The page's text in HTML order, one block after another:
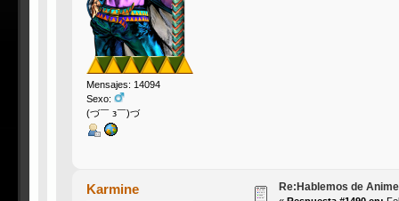
Mensajes: 14094
Sexo:
(づ￣ з￣)づ
Karmine Re:Hablemos de